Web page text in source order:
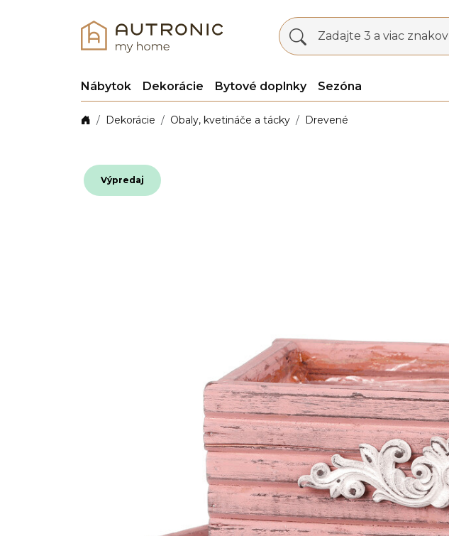
Zadajte 3 a viac znakov
Nábytok Dekorácie Bytové doplnky Sezóna
Dekorácie Obaly, kvetináče a tácky Drevené
Výpredaj